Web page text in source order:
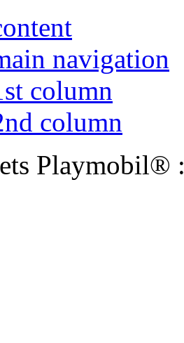
navigation
column
column
Playmobil®